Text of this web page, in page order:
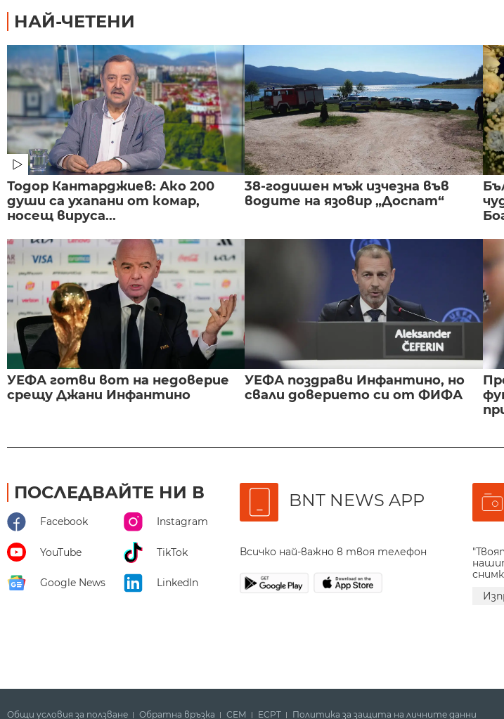
НАЙ-ЧЕТЕНИ
Тодор Кантарджиев: Ако 200
души са ухапани от комар,
носещ вируса...
38-годишен мъж изчезна във
водите на язовир „Доспат“
УЕФА готви вот на недоверие
срещу Джани Инфантино
УЕФА поздрави Инфантино, но
свали доверието си от ФИФА
ПОСЛЕДВАЙТЕ НИ В
Facebook Instagram
YouTube TikTok
Google News LinkedIn
BNT NEWS APP
Всичко най-важно в твоя телефон
Общи условия за ползване Обратна връзка СЕМ ECPT Политика за защита на личните данни